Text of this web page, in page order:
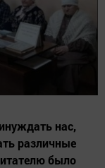
нас,
различные
было